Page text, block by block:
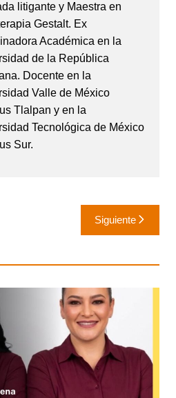
litigante y Maestra en
Gestalt. Ex
Académica en la
de la República
Docente en la
Valle de México
Tlalpan y en la
Tecnológica de México
Sur.
Siguiente